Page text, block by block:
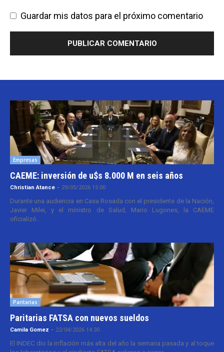
Guardar mis datos para el próximo comentario
Empresas
CAEME: inversión de u$s 8.000 M en seis años
Christian Atance - 29/05/2026 15:00
Durante una audiencia en Casa Rosada con el presidente de la Nación,
Javier Milei, y el ministro de Salud, Mario Lugones, la CAEME
oficializó...
Paritarias
Paritarias FATSA con nuevos sueldos
Camila Gomez - 22/04/2026 14:30
El INDEC dio la inflación más alta del año la semana pasada y al toque